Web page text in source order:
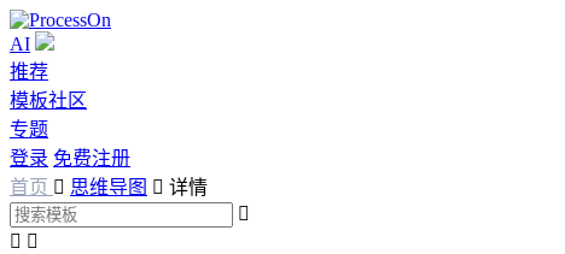
AI
推荐
模板社区
专题
登录 免费注册
首页  思维导图  详情

 